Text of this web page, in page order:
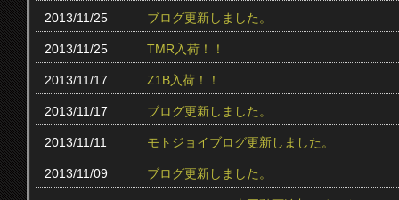
2013/11/25 ブログ更新しました。
2013/11/25 TMR入荷！！
2013/11/17 Z1B入荷！！
2013/11/17 ブログ更新しました。
2013/11/11 モトジョイブログ更新しました。
2013/11/09 ブログ更新しました。